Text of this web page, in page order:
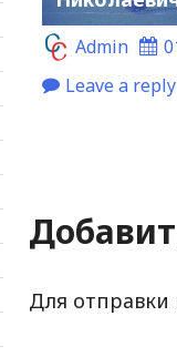
Admin
Leave a reply
Для